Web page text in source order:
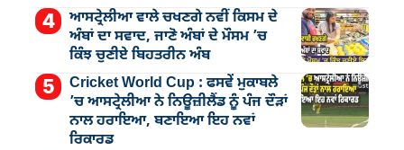
ਆਸਟ੍ਰੇਲੀਆ ਵਾਲੇ ਚਖਣਗੇ ਨਵੀਂ ਕਿਸਮ ਦੇ
ਅੰਬਾਂ ਦਾ ਸਵਾਦ, ਜਾਣੋ ਅੰਬਾਂ ਦੇ ਮੌਸਮ ’ਚ
ਕਿੰਝ ਚੁਣੀਏ ਬਿਹਤਰੀਨ ਅੰਬ
Cricket World Cup : ਫਸਵੇਂ ਮੁਕਾਬਲੇ
’ਚ ਆਸਟ੍ਰੇਲੀਆ ਨੇ ਨਿਊਜ਼ੀਲੈਂਡ ਨੂੰ ਪੰਜ ਦੌੜਾਂ
ਨਾਲ ਹਰਾਇਆ, ਬਣਾਇਆ ਇਹ ਨਵਾਂ
ਰਿਕਾਰਡ